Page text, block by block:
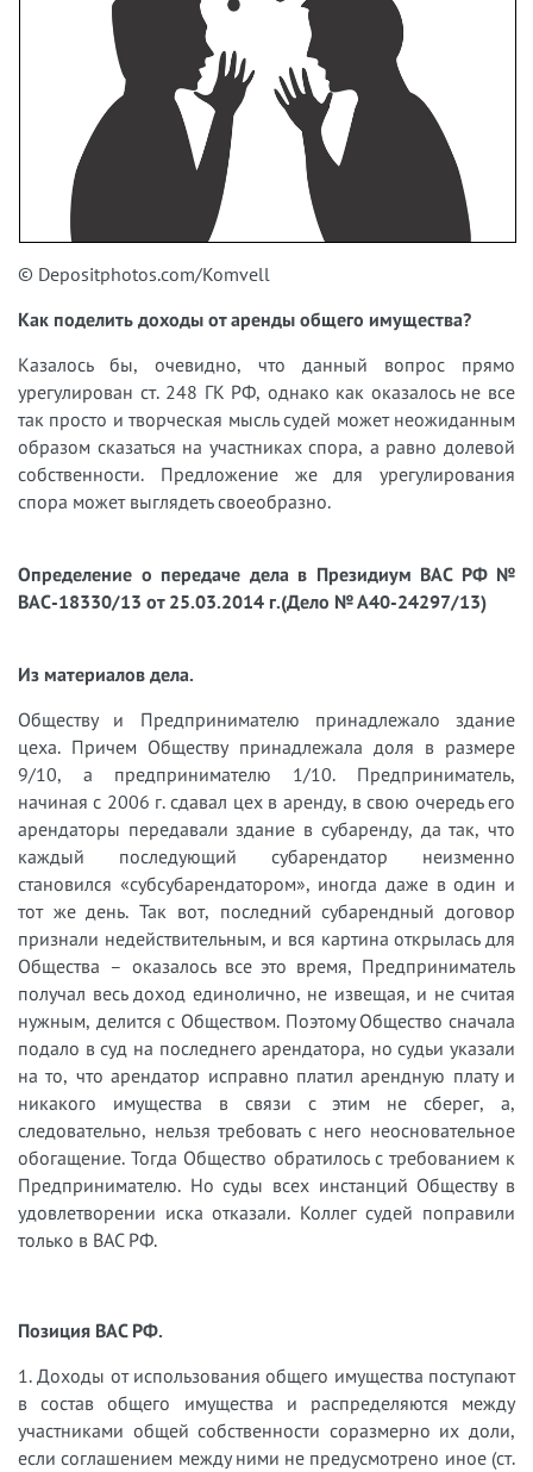
© Depositphotos.com/Komvell
Как поделить доходы от аренды общего имущества?
Казалось бы, очевидно, что данный вопрос прямо
урегулирован ст. 248 ГК РФ, однако как оказалось не все
так просто и творческая мысль судей может неожиданным
образом сказаться на участниках спора, а равно долевой
собственности. Предложение же для урегулирования
спора может выглядеть своеобразно.
Определение о передаче дела в Президиум ВАС РФ №
ВАС-18330/13 от 25.03.2014 г.(Дело № А40-24297/13)
Из материалов дела.
Обществу и Предпринимателю принадлежало здание
цеха. Причем Обществу принадлежала доля в размере
9/10, а предпринимателю 1/10. Предприниматель,
начиная с 2006 г. сдавал цех в аренду, в свою очередь его
арендаторы передавали здание в субаренду, да так, что
каждый последующий субарендатор неизменно
становился «субсубарендатором», иногда даже в один и
тот же день. Так вот, последний субарендный договор
признали недействительным, и вся картина открылась для
Общества – оказалось все это время, Предприниматель
получал весь доход единолично, не извещая, и не считая
нужным, делится с Обществом. Поэтому Общество сначала
подало в суд на последнего арендатора, но судьи указали
на то, что арендатор исправно платил арендную плату и
никакого имущества в связи с этим не сберег, а,
следовательно, нельзя требовать с него неосновательное
обогащение. Тогда Общество обратилось с требованием к
Предпринимателю. Но суды всех инстанций Обществу в
удовлетворении иска отказали. Коллег судей поправили
только в ВАС РФ.
Позиция ВАС РФ.
1. Доходы от использования общего имущества поступают
в состав общего имущества и распределяются между
участниками общей собственности соразмерно их доли,
если соглашением между ними не предусмотрено иное (ст.